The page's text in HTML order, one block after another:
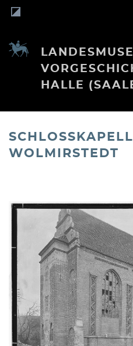
HALLE
WOLMIRSTEDT